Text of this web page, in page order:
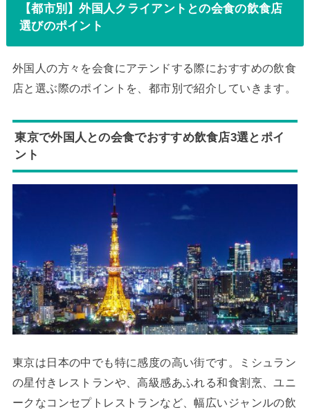
【都市別】外国人クライアントとの会食の飲食店
選びのポイント
外国人の方々を会食にアテンドする際におすすめの飲食
店と選ぶ際のポイントを、都市別で紹介していきます。
東京で外国人との会食でおすすめ飲食店3選とポイ
ント
東京は日本の中でも特に感度の高い街です。ミシュラン
の星付きレストランや、高級感あふれる和食割烹、ユニ
ークなコンセプトレストランなど、幅広いジャンルの飲